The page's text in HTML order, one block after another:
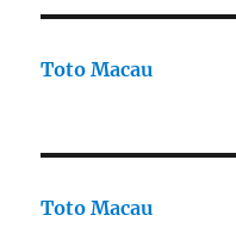
Toto Macau
Toto Macau